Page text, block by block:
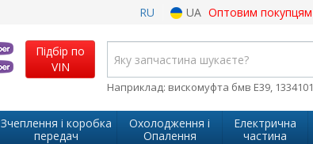
RU UA Оптовим покупцям
Підбір по
VIN
Наприклад: вискомуфта бмв Е39, 1334101
Зчеплення і коробка
передач
Охолодження і
Опалення
Електрична
частина